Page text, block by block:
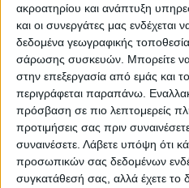
ακροατηρίου και ανάπτυξη
και οι συνεργάτες μας ενδέχεται
δεδομένα γεωγραφικής
σάρωσης συσκευών. Μπορείτε να
στην επεξεργασία από εμάς και
περιγράφεται παραπάνω.
πρόσβαση σε πιο λεπτομερείς
προτιμήσεις σας πριν
συναινέσετε. Λάβετε υπόψη ότι
προσωπικών σας δεδομένων
συγκατάθεσή σας, αλλά έχετε το
Η κατάσταση δεν είναι
τις τρέχουσες τιμές λίγο
υπερβαίνουν τα 25 λεπτά το
αγοράς να εύχονται να
λόγω ξηρασίας ώστε να
καλοκαιρινούς μήνες.
Ωστόσο με τα κόστη